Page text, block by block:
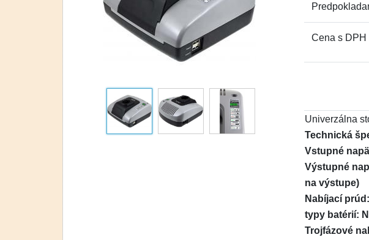
Cena s DPH
Univerzálna
Technická
Vstupné
Výstupné
na výstupe)
Nabíjací
typy batérií:
Trojfázové